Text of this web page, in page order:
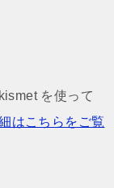
を使って
はこちらをご覧